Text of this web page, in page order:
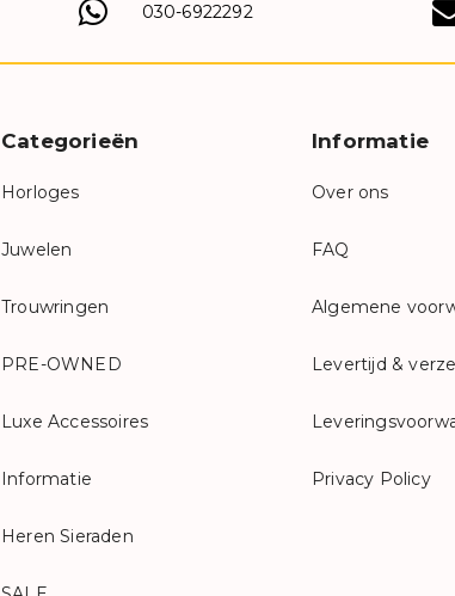
030-6922292
Categorieën
Horloges
Juwelen
Trouwringen
PRE-OWNED
Luxe Accessoires
Informatie
Heren Sieraden
Informatie
Over ons
FAQ
Algemene
Levertijd &
Privacy Policy